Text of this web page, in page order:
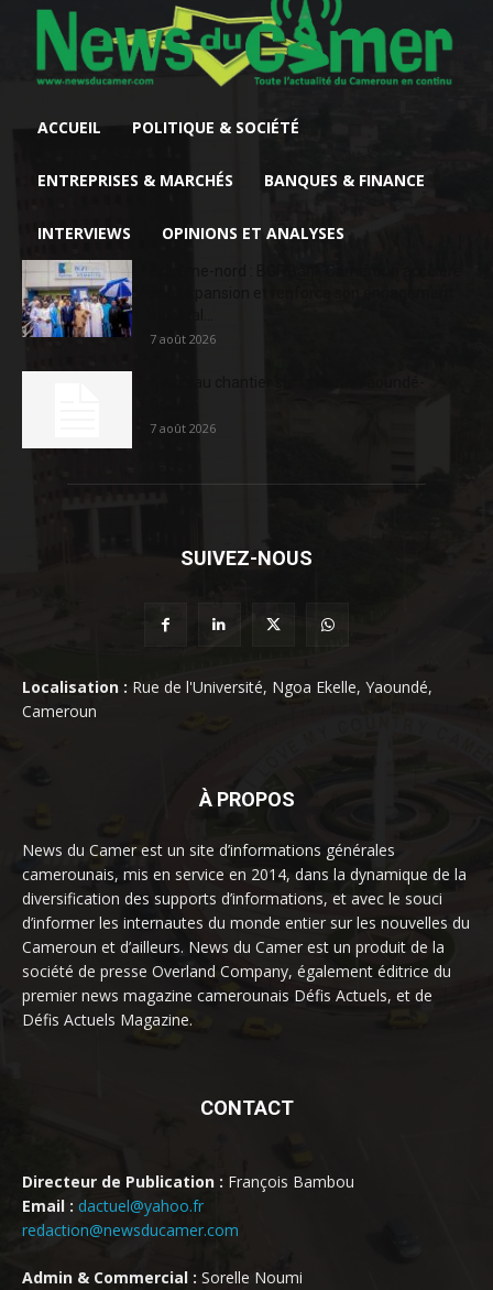
ACCUEIL POLITIQUE & SOCIÉTÉ
ENTREPRISES & MARCHÉS BANQUES & FINANCE
INTERVIEWS OPINIONS ET ANALYSES
7 août 2026
7 août 2026
SUIVEZ-NOUS
Localisation : Rue de l'Université, Ngoa Ekelle, Yaoundé,
Cameroun
À PROPOS
News du Camer est un site d’informations générales
camerounais, mis en service en 2014, dans la dynamique de la
diversification des supports d’informations, et avec le souci
d’informer les internautes du monde entier sur les nouvelles du
Cameroun et d’ailleurs. News du Camer est un produit de la
société de presse Overland Company, également éditrice du
premier news magazine camerounais Défis Actuels, et de
Défis Actuels Magazine.
CONTACT
Directeur de Publication : François Bambou
Email : dactuel@yahoo.fr
redaction@newsducamer.com
Admin & Commercial : Sorelle Noumi